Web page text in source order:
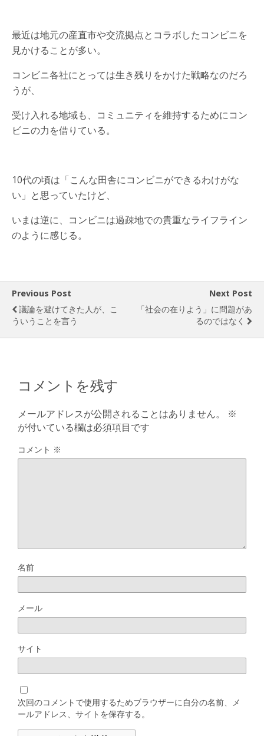
最近は地元の産直市や交流拠点とコラボしたコンビニを
見かけることが多い。
コンビニ各社にとっては生き残りをかけた戦略なのだろ
うが、
受け入れる地域も、コミュニティを維持するためにコン
ビニの力を借りている。
10代の頃は「こんな田舎にコンビニができるわけがな
い」と思っていたけど、
いまは逆に、コンビニは過疎地での貴重なライフライン
のように感じる。
Previous Post
議論を避けてきた人が、こ
ういうことを言う
Next Post
「社会の在りよう」に問題があ
るのではなく
コメントを残す
メールアドレスが公開されることはありません。
※
が付いている欄は必須項目です
コメント ※
名前
メール
サイト
次回のコメントで使用するためブラウザーに自分の名前、メ
ールアドレス、サイトを保存する。